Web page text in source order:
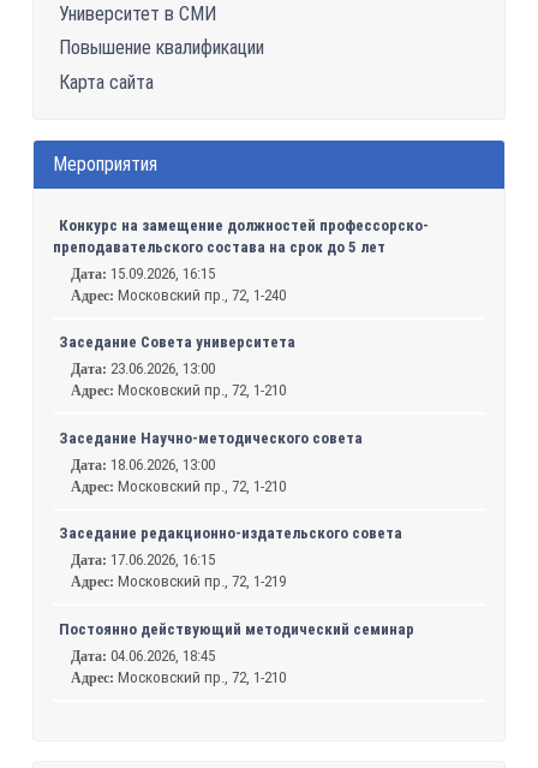
Университет в СМИ
Повышение квалификации
Карта сайта
Мероприятия
Конкурс на замещение должностей профессорско-
преподавательского состава на срок до 5 лет
Дата: 15.09.2026, 16:15
Адрес: Московский пр., 72, 1-240
Заседание Совета университета
Дата: 23.06.2026, 13:00
Адрес: Московский пр., 72, 1-210
Заседание Научно-методического совета
Дата: 18.06.2026, 13:00
Адрес: Московский пр., 72, 1-210
Заседание редакционно-издательского совета
Дата: 17.06.2026, 16:15
Адрес: Московский пр., 72, 1-219
Постоянно действующий методический семинар
Дата:04.06.2026, 18:45
Адрес: Московский пр., 72, 1-210